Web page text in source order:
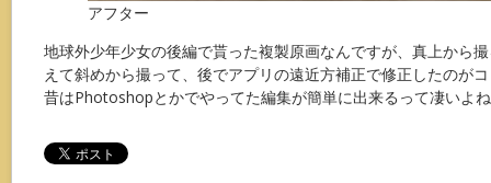
アフター
地球外少年少女の後編で貰った複製原画なんですが、真上から
えて斜めから撮って、後でアプリの遠近方補正で修正したのが
昔はPhotoshopとかでやってた編集が簡単に出来るって凄いよ